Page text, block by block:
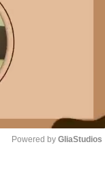
Powered by GliaStudios